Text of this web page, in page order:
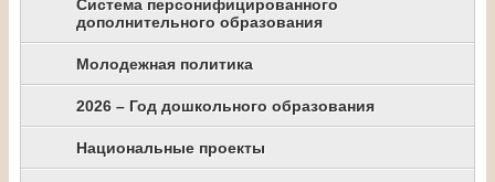
Система персонифицированного
дополнительного образования
Молодежная политика
2026 – Год дошкольного образования
Национальные проекты